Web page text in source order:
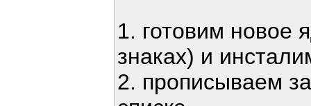
1. готовим новое
знаках) и
2. прописываем